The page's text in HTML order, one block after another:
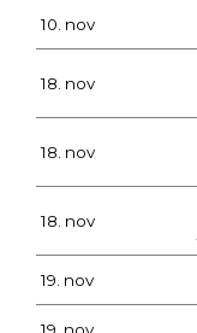
10. nov
18. nov
18. nov
18. nov
19. nov